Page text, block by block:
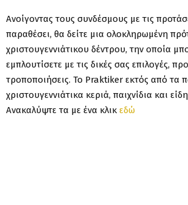
Ανοίγοντας τους συνδέσμους με τις
παραθέσει, θα δείτε μια ολοκληρωμένη
χριστουγεννιάτικου δέντρου, την οποία
εμπλουτίσετε με τις δικές σας επιλογές,
τροποποιήσεις. Το Praktiker εκτός από τα
χριστουγεννιάτικα κεριά, παιχνίδια και
Ανακαλύψτε τα με ένα κλικ εδώ